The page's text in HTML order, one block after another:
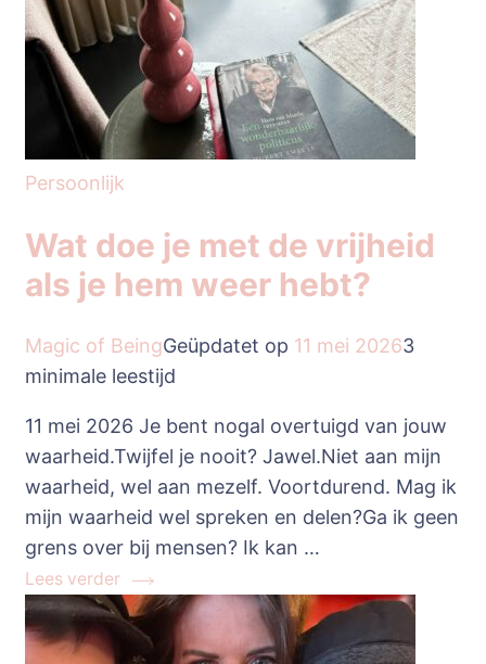
Persoonlijk
Wat doe je met de vrijheid
als je hem weer hebt?
Magic of BeingGeüpdatet op 11 mei 20263
minimale leestijd
11 mei 2026 Je bent nogal overtuigd van jouw
waarheid.Twijfel je nooit? Jawel.Niet aan mijn
waarheid, wel aan mezelf. Voortdurend. Mag ik
mijn waarheid wel spreken en delen?Ga ik geen
grens over bij mensen? Ik kan …
Lees verder